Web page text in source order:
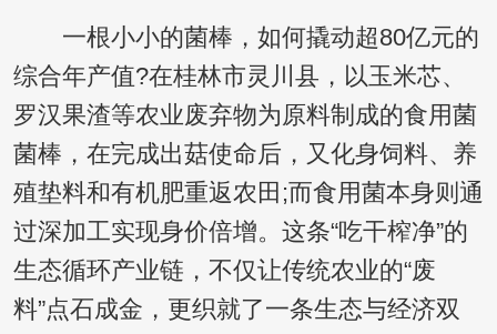
一根小小的菌棒，如何撬动超80亿元的
综合年产值?在桂林市灵川县，以玉米芯、
罗汉果渣等农业废弃物为原料制成的食用菌
菌棒，在完成出菇使命后，又化身饲料、养
殖垫料和有机肥重返农田;而食用菌本身则通
过深加工实现身价倍增。这条“吃干榨净”的
生态循环产业链，不仅让传统农业的“废
料”点石成金，更织就了一条生态与经济双